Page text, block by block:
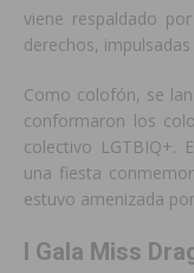
viene respaldado
derechos,
Como colofón, se
conformaron los
colectivo LGTBIQ+.
una fiesta
estuvo amenizada
I Gala Miss